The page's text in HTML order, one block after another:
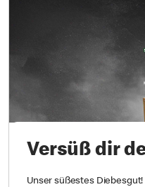
Versüß dir
Unser süßestes